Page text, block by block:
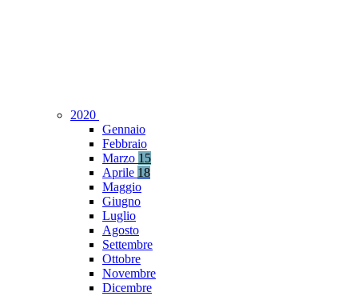
2020
Gennaio
Febbraio
Marzo 15
Aprile 18
Maggio
Giugno
Luglio
Agosto
Settembre
Ottobre
Novembre
Dicembre